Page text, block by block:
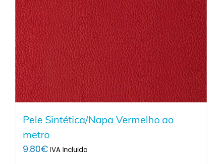
Pele Sintética/Napa Vermelho ao
metro
9.80€ IVA Incluido